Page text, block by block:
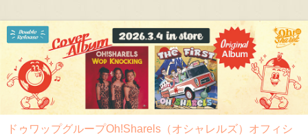
ドゥワップグループOh!Sharels（オシャレルズ）オフィシ